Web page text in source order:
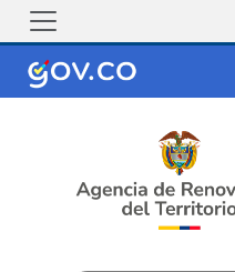
Pasar al contenido principal